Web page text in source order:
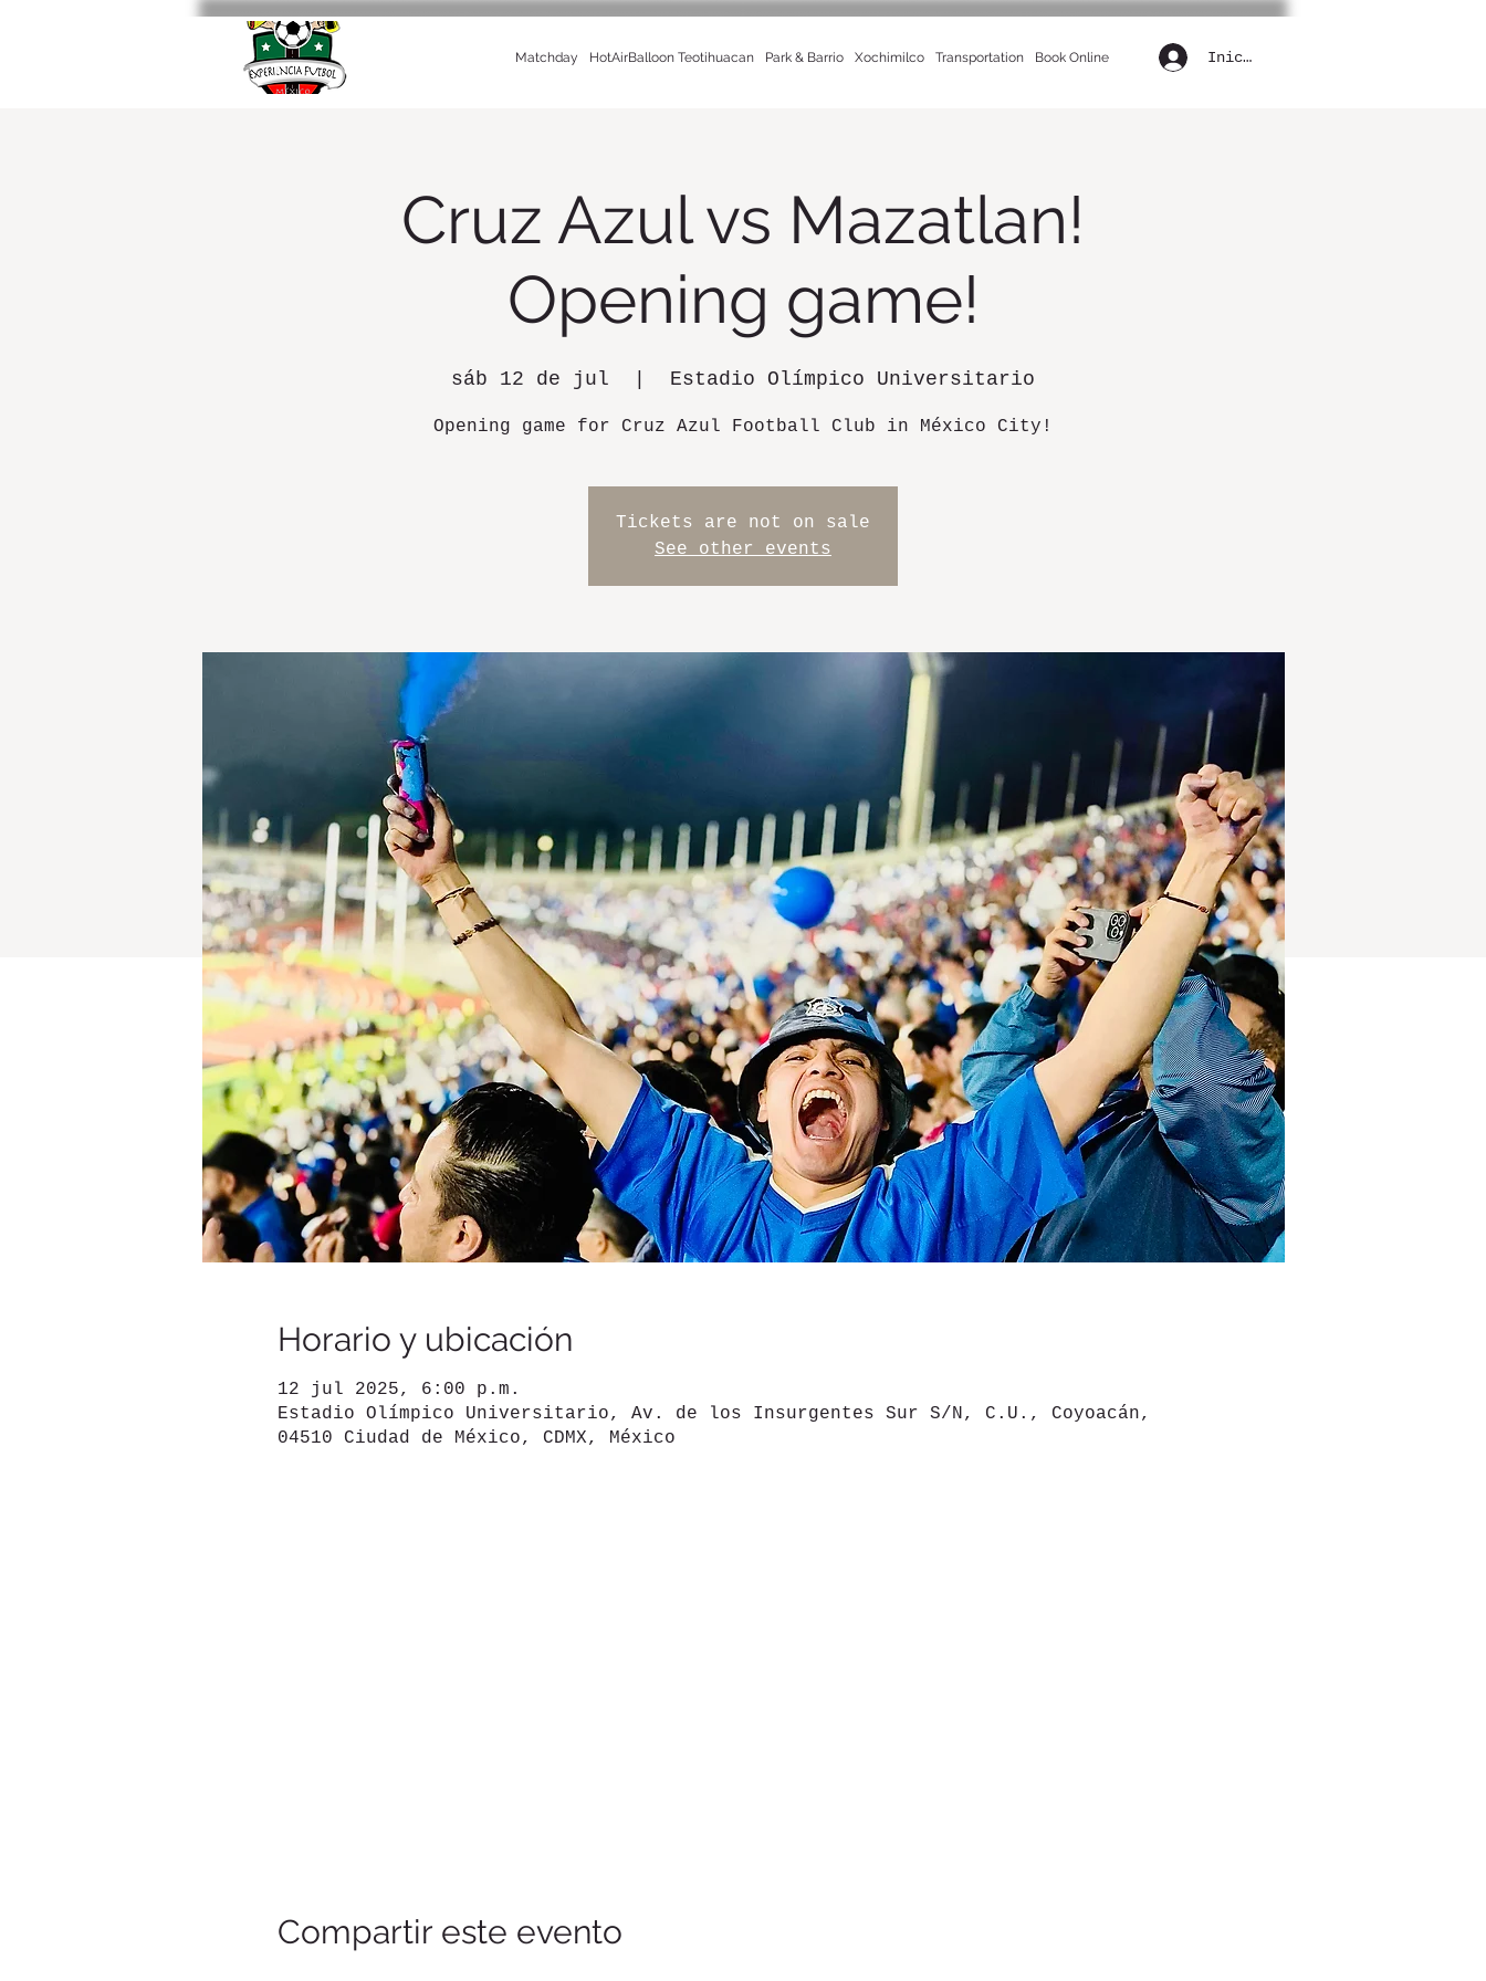
Matchday HotAirBalloon Teotihuacan Park & Barrio Xochimilco Transportation Book Online Iniciar sesión
Cruz Azul vs Mazatlan!
Opening game!
sáb 12 de jul Estadio Olímpico Universitario
Opening game for Cruz Azul Football Club in México City!
Tickets are not on sale
See other events
Horario y ubicación
12 jul 2025, 6:00 p.m.
Estadio Olímpico Universitario, Av. de los Insurgentes Sur S/N, C.U., Coyoacán,
04510 Ciudad de México, CDMX, México
Compartir este evento